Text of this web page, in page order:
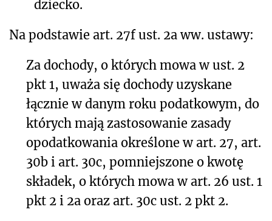
dziecko.
Na podstawie art. 27f ust. 2a ww. ustawy:
Za dochody, o których mowa w ust. 2
pkt 1, uważa się dochody uzyskane
łącznie w danym roku podatkowym, do
których mają zastosowanie zasady
opodatkowania określone w art. 27, art.
30b i art. 30c, pomniejszone o kwotę
składek, o których mowa w art. 26 ust. 1
pkt 2 i 2a oraz art. 30c ust. 2 pkt 2.